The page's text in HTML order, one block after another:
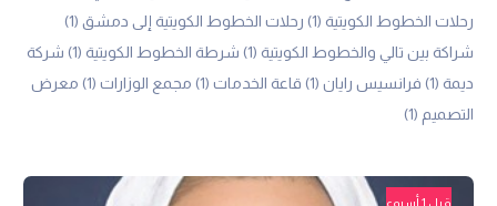
رحلات الخطوط الكويتية (1) رحلات الخطوط الكويتية إلى دمشق (1)
شراكة بين تالي والخطوط الكويتية (1) شرطة الخطوط الكويتية (1)
شركة
ديمة (1) فرانسيس رايان (1) قاعة الخدمات (1) مجمع الوزارات (1)
معرض
التصميم (1)
قبل 1 أسبوع